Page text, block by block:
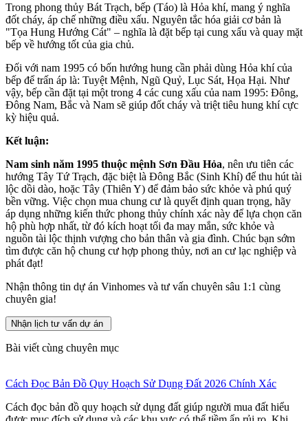
Trong phong thủy Bát Trạch, bếp (Táo) là Hỏa khí, mang ý nghĩa
đốt cháy, áp chế những điều xấu. Nguyên tắc hóa giải cơ bản là
"Tọa Hung Hướng Cát" – nghĩa là đặt bếp tại cung xấu và quay mặt
bếp về hướng tốt của gia chủ.
Đối với nam 1995 có bốn hướng hung cần phải dùng Hỏa khí của
bếp để trấn áp là: Tuyệt Mệnh, Ngũ Quỷ, Lục Sát, Họa Hại. Như
vậy, bếp cần đặt tại một trong 4 các cung xấu của nam 1995: Đông,
Đông Nam, Bắc và Nam sẽ giúp đốt cháy và triệt tiêu hung khí cực
kỳ hiệu quả.
Kết luận:
Nam sinh năm 1995 thuộc mệnh Sơn Đầu Hỏa, nên ưu tiên các
hướng Tây Tứ Trạch, đặc biệt là Đông Bắc (Sinh Khí) để thu hút tài
lộc dồi dào, hoặc Tây (Thiên Y) để đảm bảo sức khỏe và phú quý
bền vững. Việc chọn mua chung cư là quyết định quan trọng, hãy
áp dụng những kiến thức phong thủy chính xác này để lựa chọn căn
hộ phù hợp nhất, từ đó kích hoạt tối đa may mắn, sức khỏe và
nguồn tài lộc thịnh vượng cho bản thân và gia đình. Chúc bạn sớm
tìm được căn hộ chung cư hợp phong thủy, nơi an cư lạc nghiệp và
phát đạt!
Nhận thông tin dự án Vinhomes và tư vấn chuyên sâu 1:1 cùng
chuyên gia!
Nhận lịch tư vấn dự án
Bài viết cùng chuyên mục
Cách Đọc Bản Đồ Quy Hoạch Sử Dụng Đất 2026 Chính Xác
Cách đọc bản đồ quy hoạch sử dụng đất giúp người mua đất hiểu